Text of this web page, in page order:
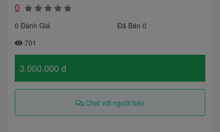
0
0 Đánh Giá
Đã Bán 0
701
3.000.000 đ
Chat với người bán